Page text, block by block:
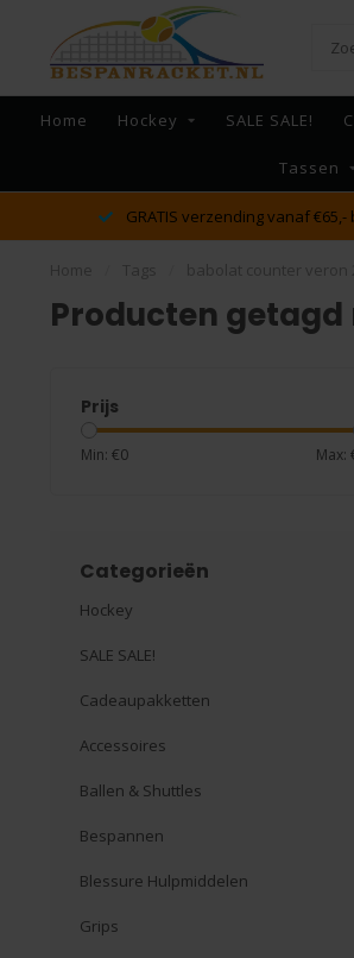
Home Hockey SALE SALE!
Tassen
GRATIS verzending vanaf €65,-
Producten
Prijs
Min: €0 Max:
Categorieën
Hockey
SALE SALE!
Cadeaupakketten
Accessoires
Ballen & Shuttles
Bespannen
Blessure Hulpmiddelen
Grips